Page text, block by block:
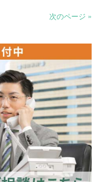
次のページ »